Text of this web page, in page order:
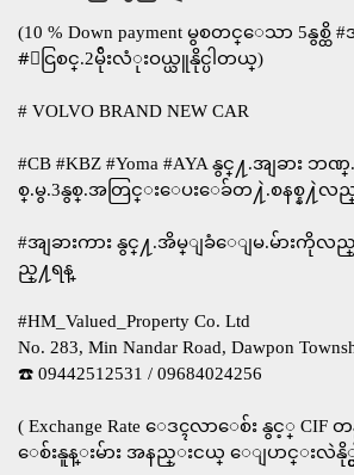
(10​ % Down payment မွစတင္ေသာ 5နွစ္
#ေငြစင္.2မ်ိုးလံုးဝယ္ယူနိုင္ပါတယ္)
# VOLVO BRAND NEW CAR
#CB #KBZ #Yoma #AYA နွင္႔.အျခား ဘ
စ္.မွ.3​နွစ္.အတြင္း​ေပးေခ်တ႔ဲ.စနစ္န႔ဲလ
#အျခား​ကား​ နွင္႔.​အိမ္ျခံေျမ.မ်ားကိုလ
ည္႔ရန္
#HM_Valued_Property Co. Ltd
No. 283, Min Nandar Road, Dawpon
☎️ 09442512531 / 09684024256
( Exchange Rate ေဒၚလာေစ်း နွင့္ CIF
ေစ်းနူန္းမ်ား အနည္းငယ္ ေျပာင္းလဲနို္င္